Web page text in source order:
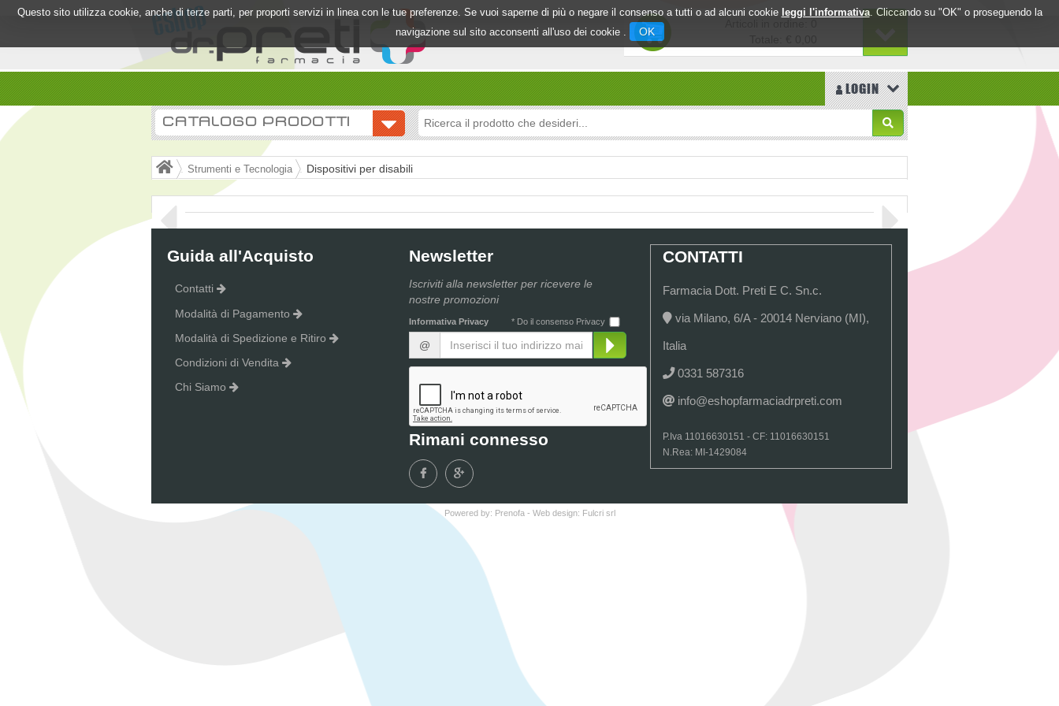
Questo sito utilizza cookie, anche di terze parti, per proporti servizi in linea con le tue preferenze. Se vuoi saperne di più o negare il consenso a tutti o ad alcuni cookie leggi l'informativa. Cliccando su "OK" o proseguendo la
navigazione sul sito acconsenti all'uso dei cookie .
OK
LOGIN
CATALOGO PRODOTTI
Strumenti e Tecnologia Dispositivi per disabili
Guida all'Acquisto
Contatti
Modalità di Pagamento
Modalità di Spedizione e Ritiro
Condizioni di Vendita
Chi Siamo
Newsletter
Iscriviti alla newsletter per ricevere le
nostre promozioni
Informativa Privacy * Do il consenso Privacy
@
Rimani connesso
CONTATTI
Farmacia Dott. Preti E C. Sn.c.
via Milano, 6/A - 20014 Nerviano (MI),
Italia
0331 587316
info@eshopfarmaciadrpreti.com
P.Iva 11016630151 - CF: 11016630151
N.Rea: MI-1429084
Powered by: Prenofa- Web design: Fulcri srl